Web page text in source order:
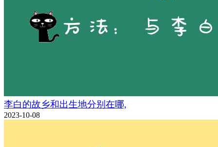
李白的故乡和出生地分别在哪,
2023-10-08